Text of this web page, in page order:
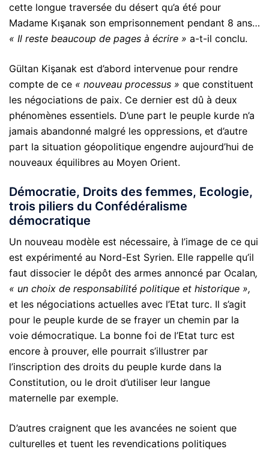
cette longue traversée du désert qu’a été pour
Madame Kışanak son emprisonnement pendant 8 ans…
« Il reste beaucoup de pages à écrire » a-t-il conclu.
Gültan Kişanak est d’abord intervenue pour rendre
compte de ce « nouveau processus » que constituent
les négociations de paix. Ce dernier est dû à deux
phénomènes essentiels. D’une part le peuple kurde n’a
jamais abandonné malgré les oppressions, et d’autre
part la situation géopolitique engendre aujourd’hui de
nouveaux équilibres au Moyen Orient.
Démocratie, Droits des femmes, Ecologie,
trois piliers du Confédéralisme
démocratique
Un nouveau modèle est nécessaire, à l’image de ce qui
est expérimenté au Nord-Est Syrien. Elle rappelle qu’il
faut dissocier le dépôt des armes annoncé par Ocalan,
« un choix de responsabilité politique et historique »,
et les négociations actuelles avec l’Etat turc. Il s’agit
pour le peuple kurde de se frayer un chemin par la
voie démocratique. La bonne foi de l’Etat turc est
encore à prouver, elle pourrait s’illustrer par
l’inscription des droits du peuple kurde dans la
Constitution, ou le droit d’utiliser leur langue
maternelle par exemple.
D’autres craignent que les avancées ne soient que
culturelles et tuent les revendications politiques